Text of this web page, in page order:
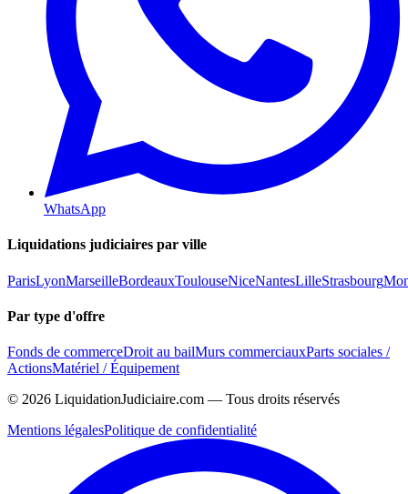
WhatsApp
Liquidations judiciaires par ville
ParisLyonMarseilleBordeauxToulouseNiceNantesLilleStrasbourg
Par type d'offre
Fonds de commerceDroit au bailMurs commerciauxParts sociales /
ActionsMatériel / Équipement
© 2026 LiquidationJudiciaire.com — Tous droits réservés
Mentions légalesPolitique de confidentialité